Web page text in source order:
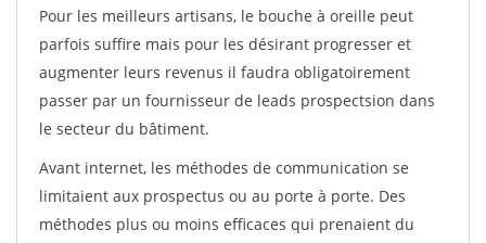
Pour les meilleurs artisans, le bouche à oreille peut
parfois suffire mais pour les désirant progresser et
augmenter leurs revenus il faudra obligatoirement
passer par un fournisseur de leads prospectsion dans
le secteur du bâtiment.
Avant internet, les méthodes de communication se
limitaient aux prospectus ou au porte à porte. Des
méthodes plus ou moins efficaces qui prenaient du